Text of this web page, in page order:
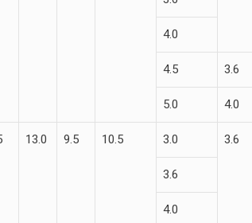
4.0
4.5 3.6
5.0 4.0
13.0 9.5 10.5 3.0 3.6
3.6
4.0